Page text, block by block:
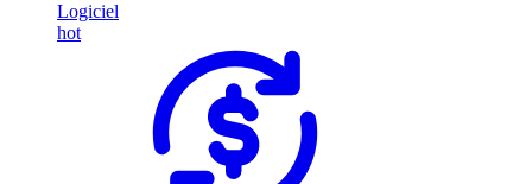
Logiciel
hot